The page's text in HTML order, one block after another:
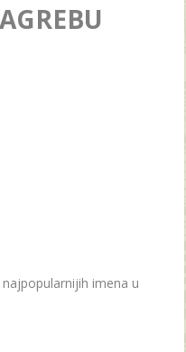
imena u